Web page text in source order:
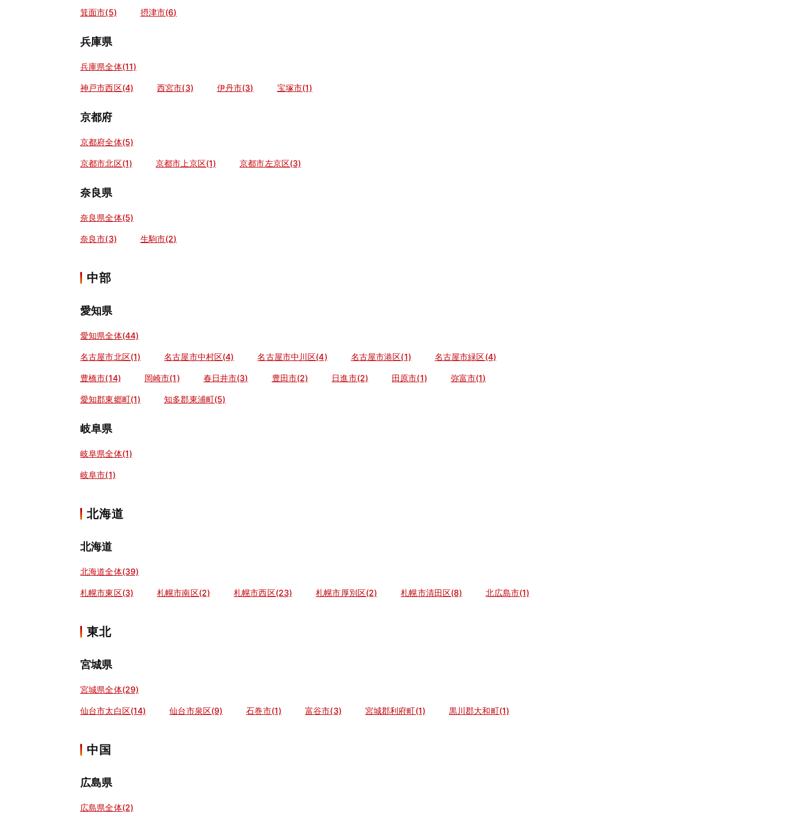
箕面市(5) 摂津市(6)
兵庫県
兵庫県全体(11)
神戸市西区(4) 西宮市(3) 伊丹市(3) 宝塚市(1)
京都府
京都府全体(5)
京都市北区(1) 京都市上京区(1) 京都市左京区(3)
奈良県
奈良県全体(5)
奈良市(3) 生駒市(2)
中部
愛知県
愛知県全体(44)
名古屋市北区(1) 名古屋市中村区(4) 名古屋市中川区(4) 名古屋市港区(1) 名古屋市緑区(4)
豊橋市(14) 岡崎市(1) 春日井市(3) 豊田市(2) 日進市(2) 田原市(1) 弥富市(1)
愛知郡東郷町(1) 知多郡東浦町(5)
岐阜県
岐阜県全体(1)
岐阜市(1)
北海道
北海道
北海道全体(39)
札幌市東区(3) 札幌市南区(2) 札幌市西区(23) 札幌市厚別区(2) 札幌市清田区(8) 北広島市(1)
東北
宮城県
宮城県全体(29)
仙台市太白区(14) 仙台市泉区(9) 石巻市(1) 富谷市(3) 宮城郡利府町(1) 黒川郡大和町(1)
中国
広島県
広島県全体(2)